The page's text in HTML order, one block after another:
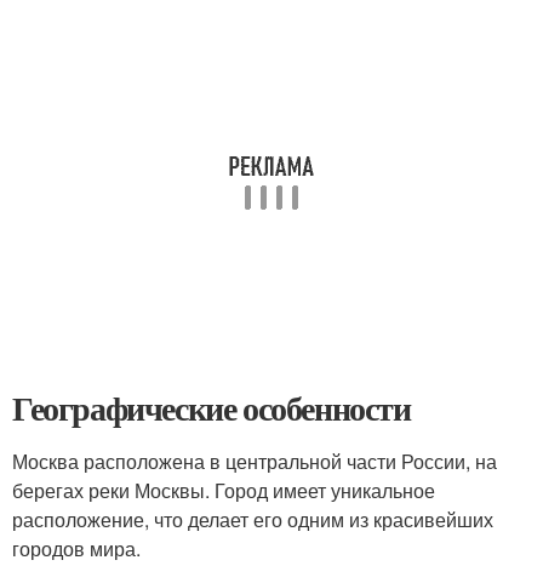
Географические особенности
Москва расположена в центральной части России, на
берегах реки Москвы. Город имеет уникальное
расположение, что делает его одним из красивейших
городов мира.